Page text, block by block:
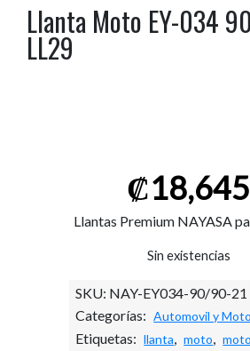
Llanta Moto EY-034
LL29
₡18,645
Llantas Premium NAYASA
Sin existencias
SKU: NAY-EY034-90/90-21
Categorías: Automovil y Moto
Etiquetas: llanta, moto,